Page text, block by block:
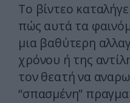
Το βίντεο
πώς αυτά τα
μια βαθύτερη
χρόνου ή της
τον θεατή να
“σπασμένη”